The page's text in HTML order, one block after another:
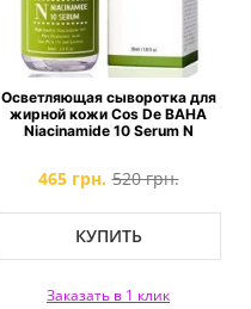
Осветляющая сыворотка для
жирной кожи Cos De BAHA
Niacinamide 10 Serum N
465 грн. 520 грн.
КУПИТЬ
Заказать в 1 клик